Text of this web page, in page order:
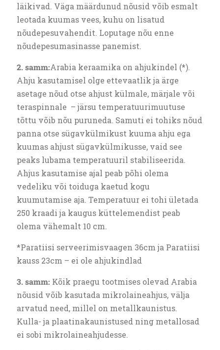
läikivad. Väga määrdunud nõusid võib esmalt
leotada kuumas vees, kuhu on lisatud
nõudepesuvahendit. Loputage nõu enne
nõudepesumasinasse panemist.
2. samm:Arabia keraamika on ahjukindel (*).
Ahju kasutamisel olge ettevaatlik ja ärge
asetage nõud otse ahjust külmale, märjale või
teraspinnale – järsu temperatuurimuutuse
tõttu võib nõu puruneda. Samuti ei tohiks nõud
panna otse sügavkülmikust kuuma ahju ega
kuumas ahjust sügavkülmikusse, vaid see
peaks lubama temperatuuril stabiliseerida.
Ahjus kasutamise ajal peab põhi olema
vedeliku või toiduga kaetud kogu
kuumutamise aja. Temperatuur ei tohi ületada
250 kraadi ja kaugus küttelemendist peab
olema vähemalt 10 cm.
*Paratiisi serveerimisvaagen 36cm ja Paratiisi
kauss 23cm – ei ole ahjukindlad
3. samm: Kõik praegu tootmises olevad Arabia
nõusid võib kasutada mikrolaineahjus, välja
arvatud need, millel on metallkaunistus.
Kulla- ja plaatinakaunistused ning metallosad
ei sobi mikrolaineahjudesse.